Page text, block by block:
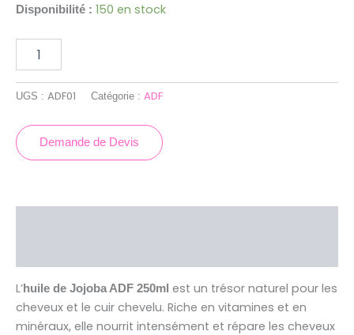
Disponibilité : 150 en stock
UGS : ADF01 Catégorie : ADF
Demande de Devis
L’huile de Jojoba ADF 250ml est un trésor naturel pour les
cheveux et le cuir chevelu. Riche en vitamines et en
minéraux, elle nourrit intensément et répare les cheveux